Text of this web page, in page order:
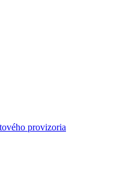
provizoria